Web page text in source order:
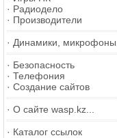
· Радиодело
· Производители
· Динамики, микрофоны
· Безопасность
· Телефония
· Создание сайтов
· О сайте wasp.kz...
· Каталог ссылок